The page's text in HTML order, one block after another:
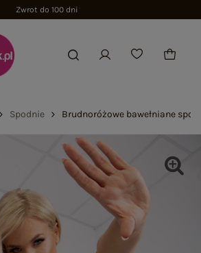
Zwrot do 100 dni
Spodnie Brudnoróżowe bawełniane